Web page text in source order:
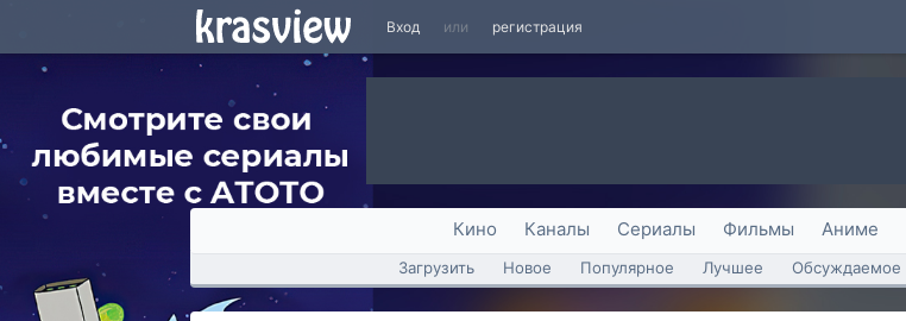
Вход или регистрация
Кино Каналы Сериалы Фильмы Аниме
Загрузить Новое Популярное Лучшее Обсуждаемое